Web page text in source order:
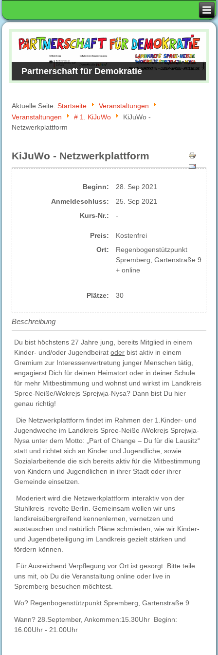
Partnerschaft für Demokratie
Aktuelle Seite:Startseite
Veranstaltungen
Veranstaltungen
# 1. KiJuWo
KiJuWo -
Netzwerkplattform
KiJuWo - Netzwerkplattform
Beginn:
28. Sep 2021
Anmelde​schluss:
25. Sep 2021
Kurs-Nr.:
-
Preis:
Kostenfrei
Ort:
Regenbogenstützpunkt
Spremberg, Gartenstraße 9
+ online
Plätze: 30
Beschreibung
Du bist höchstens 27 Jahre jung, bereits Mitglied in einem
Kinder- und/oder Jugendbeiratoder bist aktiv in einem
Gremium zur Interessenvertretung junger Menschen tätig,
engagierst Dich für deinen Heimatort oder in deiner Schule
für mehr Mitbestimmung und wohnst und wirkst im Landkreis
Spree-Neiße/Wokrejs Sprejwja-Nysa? Dann bist Du hier
genau richtig!
Die Netzwerkplattform findet im Rahmen der 1.Kinder- und
Jugendwoche im Landkreis Spree-Neiße /Wokrejs Sprejwja-
Nysa unter dem Motto: „Part of Change – Du für die Lausitz“
statt und richtet sich an Kinder und Jugendliche, sowie
Sozialarbeitende die sich bereits aktiv für die Mitbestimmung
von Kindern und Jugendlichen in ihrer Stadt oder ihrer
Gemeinde einsetzen.
Moderiert wird die Netzwerkplattform interaktiv von der
Stuhlkreis_revolte Berlin. Gemeinsam wollen wir uns
landkreisübergreifend kennenlernen, vernetzen und
austauschen und natürlich Pläne schmieden, wie wir Kinder-
und Jugendbeteiligung im Landkreis gezielt stärken und
fördern können.
Für Ausreichend Verpflegung vor Ort ist gesorgt. Bitte teile
uns mit, ob Du die Veranstaltung online oder live in
Spremberg besuchen möchtest.
Wo? Regenbogenstützpunkt Spremberg, Gartenstraße 9
Wann? 28.September, Ankommen:15.30Uhr Beginn:
16.00Uhr - 21.00Uhr